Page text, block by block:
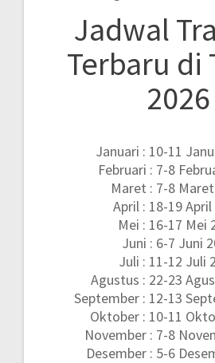
Jadwal
Terbaru di
2026
Januari : 10-11
Februari : 7-8
Maret : 7-8
April : 18-19
Mei : 16-17 Mei
Juni : 6-7 Juni
Juli : 11-12 Juli
Agustus : 22-23
September : 12-13
Oktober : 10-11
November : 7-8
Desember : 5-6